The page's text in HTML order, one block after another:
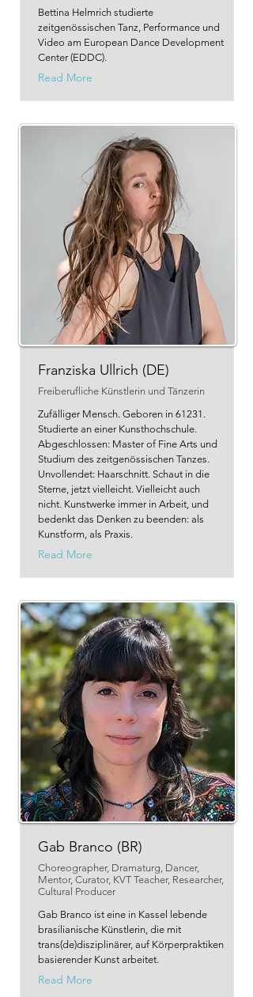
Bettina Helmrich studierte
zeitgenössischen Tanz, Performance und
Video am European Dance Development
Center (EDDC).
Read More
Franziska Ullrich (DE)
Freiberufliche Künstlerin und Tänzerin
Zufälliger Mensch. Geboren in 61231.
Studierte an einer Kunsthochschule.
Abgeschlossen: Master of Fine Arts und
Studium des zeitgenössischen Tanzes.
Unvollendet: Haarschnitt. Schaut in die
Sterne, jetzt vielleicht. Vielleicht auch
nicht. Kunstwerke immer in Arbeit, und
bedenkt das Denken zu beenden: als
Kunstform, als Praxis.
Read More
Gab Branco (BR)
Choreographer, Dramaturg, Dancer,
Mentor, Curator, KVT Teacher, Researcher,
Cultural Producer
Gab Branco ist eine in Kassel lebende
brasilianische Künstlerin, die mit
trans(de)disziplinärer, auf Körperpraktiken
basierender Kunst arbeitet.
Read More